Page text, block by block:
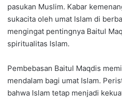
pasukan Muslim. Kabar
sukacita oleh umat Islam di
mengingat pentingnya Baitul
spiritualitas Islam.
Pembebasan Baitul Maqdis
mendalam bagi umat Islam.
bahwa Islam tetap menjadi